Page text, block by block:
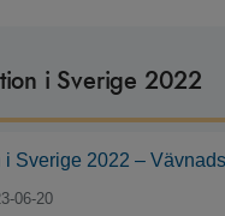
i Sverige 2022
Sverige 2022 –
06-20